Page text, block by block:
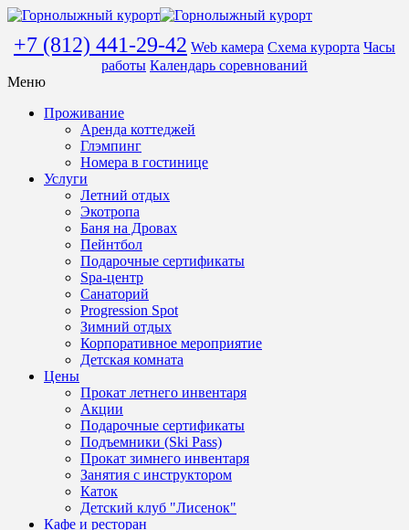
+7 (812) 441-29-42 Web камера Схема курорта Часы
работы Календарь соревнований
Меню
Проживание
Аренда коттеджей
Глэмпинг
Номера в гостинице
Услуги
Летний отдых
Экотропа
Баня на Дровах
Пейнтбол
Подарочные сертификаты
Spa-центр
Санаторий
Progression Spot
Зимний отдых
Корпоративное мероприятие
Детская комната
Цены
Прокат летнего инвентаря
Акции
Подарочные сертификаты
Подъемники (Ski Pass)
Прокат зимнего инвентаря
Занятия с инструктором
Каток
Детский клуб "Лисенок"
Кафе и ресторан